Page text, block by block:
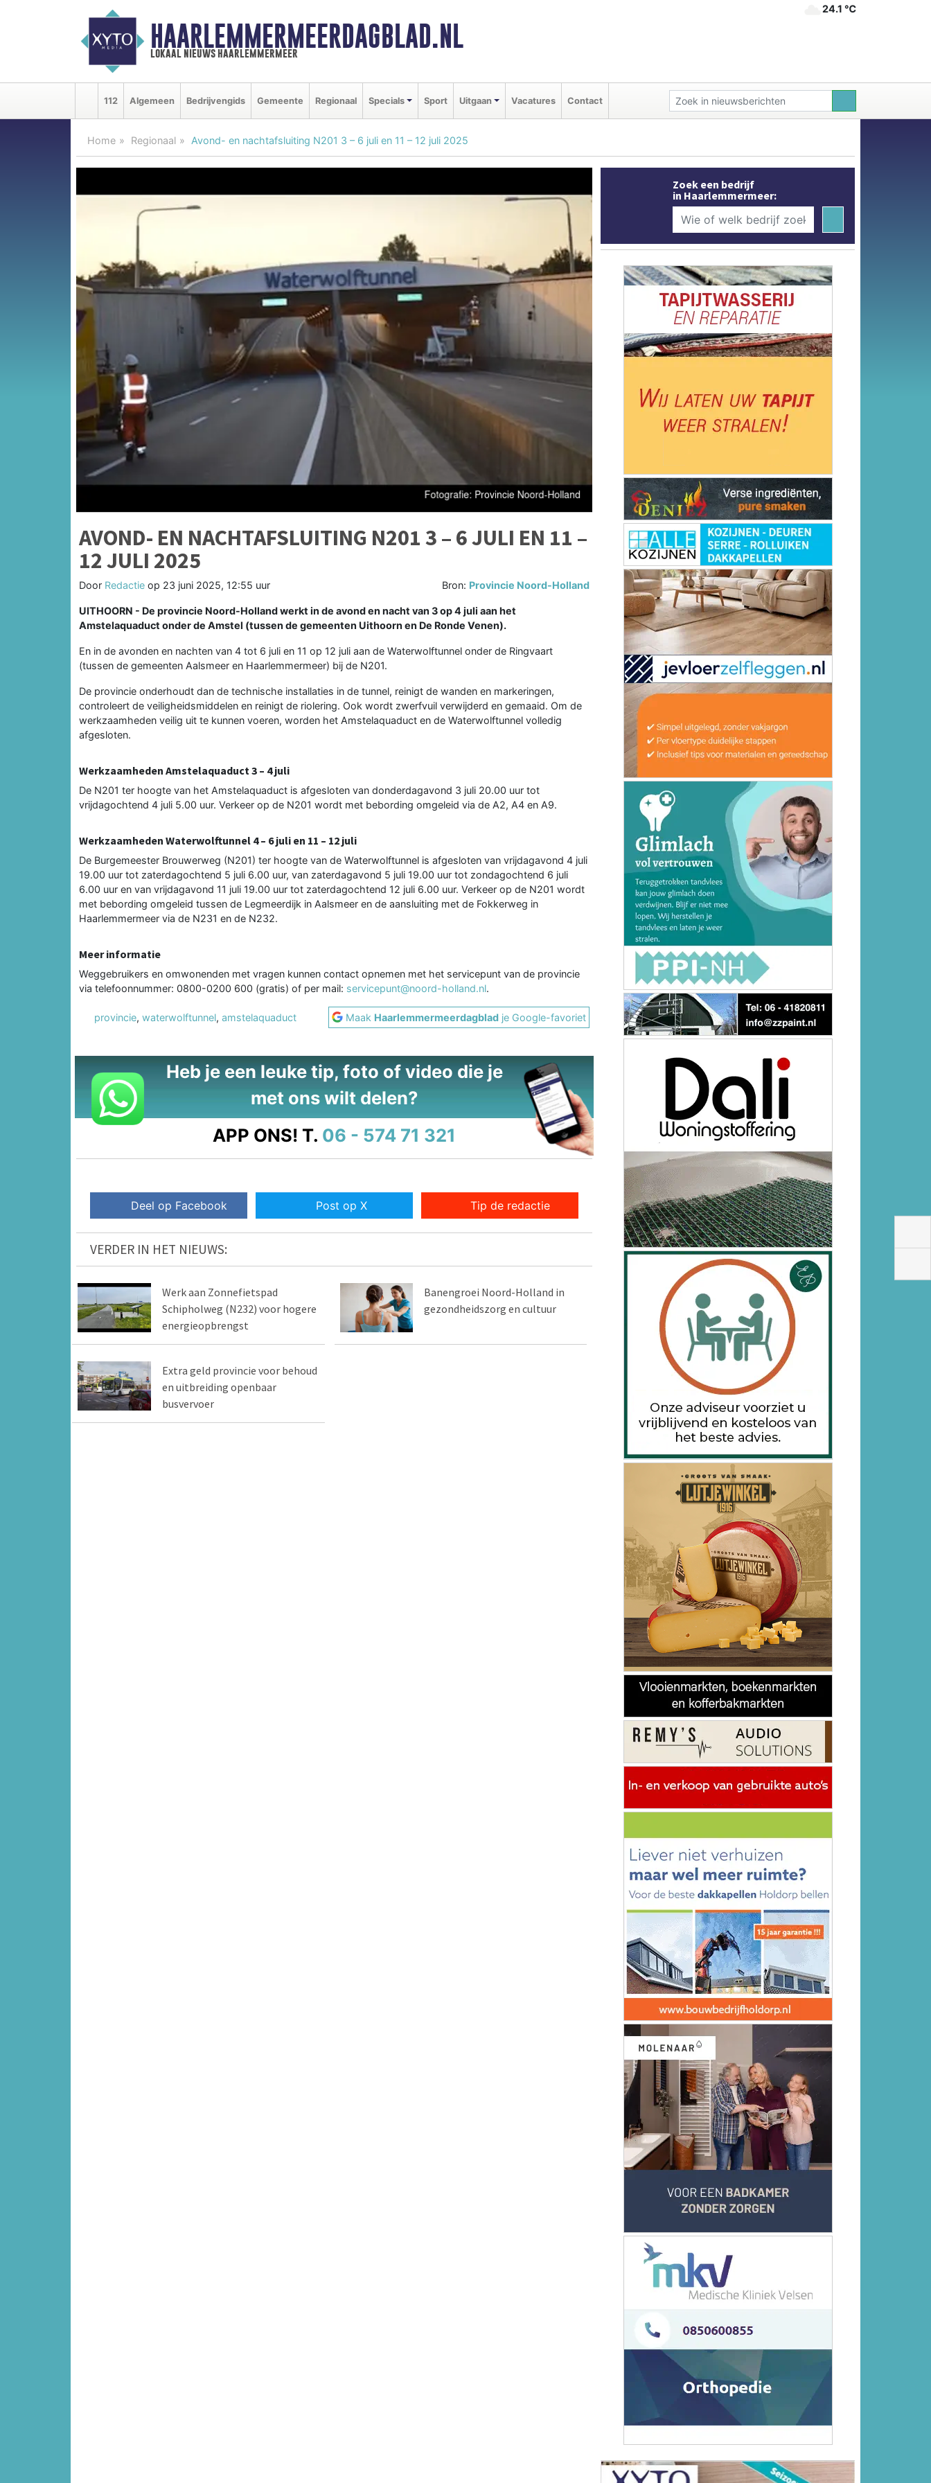
HAARLEMMERMEERDAGBLAD.NL
lokaal nieuws haarlemmermeer
24.1 ℃
112 Algemeen Bedrijvengids Gemeente Regionaal Specials Sport Uitgaan Vacatures Contact
Home Regionaal Avond- en nachtafsluiting N201 3 – 6 juli en 11 – 12 juli 2025
AVOND- EN NACHTAFSLUITING N201 3 – 6 JULI EN 11 –
12 JULI 2025
Door Redactie op 23 juni 2025, 12:55 uur Bron: Provincie Noord-Holland
UITHOORN - De provincie Noord-Holland werkt in de avond en nacht van 3 op 4 juli aan het
Amstelaquaduct onder de Amstel (tussen de gemeenten Uithoorn en De Ronde Venen).
En in de avonden en nachten van 4 tot 6 juli en 11 op 12 juli aan de Waterwolftunnel onder de Ringvaart
(tussen de gemeenten Aalsmeer en Haarlemmermeer) bij de N201.
De provincie onderhoudt dan de technische installaties in de tunnel, reinigt de wanden en markeringen,
controleert de veiligheidsmiddelen en reinigt de riolering. Ook wordt zwerfvuil verwijderd en gemaaid. Om de
werkzaamheden veilig uit te kunnen voeren, worden het Amstelaquaduct en de Waterwolftunnel volledig
afgesloten.
Werkzaamheden Amstelaquaduct 3 – 4 juli
De N201 ter hoogte van het Amstelaquaduct is afgesloten van donderdagavond 3 juli 20.00 uur tot
vrijdagochtend 4 juli 5.00 uur. Verkeer op de N201 wordt met bebording omgeleid via de A2, A4 en A9.
Werkzaamheden Waterwolftunnel 4 – 6 juli en 11 – 12 juli
De Burgemeester Brouwerweg (N201) ter hoogte van de Waterwolftunnel is afgesloten van vrijdagavond 4 juli
19.00 uur tot zaterdagochtend 5 juli 6.00 uur, van zaterdagavond 5 juli 19.00 uur tot zondagochtend 6 juli
6.00 uur en van vrijdagavond 11 juli 19.00 uur tot zaterdagochtend 12 juli 6.00 uur. Verkeer op de N201 wordt
met bebording omgeleid tussen de Legmeerdijk in Aalsmeer en de aansluiting met de Fokkerweg in
Haarlemmermeer via de N231 en de N232.
Meer informatie
Weggebruikers en omwonenden met vragen kunnen contact opnemen met het servicepunt van de provincie
via telefoonnummer: 0800-0200 600 (gratis) of per mail: servicepunt@noord-holland.nl.
provincie, waterwolftunnel, amstelaquaduct Maak Haarlemmermeerdagblad je Google-favoriet
Heb je een leuke tip, foto of video die je
met ons wilt delen?
APP ONS! T. 06 - 574 71 321
Deel op Facebook Post op X Tip de redactie
VERDER IN HET NIEUWS:
Werk aan Zonnefietspad
Schipholweg (N232) voor hogere
energieopbrengst
Banengroei Noord-Holland in
gezondheidszorg en cultuur
Extra geld provincie voor behoud
en uitbreiding openbaar
busvervoer
Zoek een bedrijf
in Haarlemmermeer: